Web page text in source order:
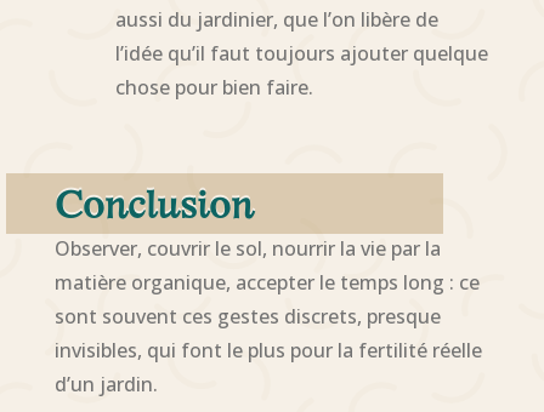
aussi du jardinier, que l’on libère de
l’idée qu’il faut toujours ajouter quelque
chose pour bien faire.
Conclusion
Observer, couvrir le sol, nourrir la vie par la
matière organique, accepter le temps long : ce
sont souvent ces gestes discrets, presque
invisibles, qui font le plus pour la fertilité réelle
d’un jardin.